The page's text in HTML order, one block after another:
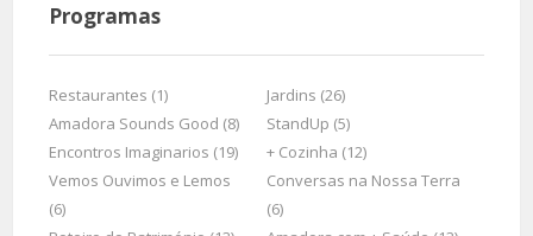
Programas
Restaurantes (1)
Jardins (26)
Amadora Sounds Good (8)
StandUp (5)
Encontros Imaginarios (19)
+ Cozinha (12)
Vemos Ouvimos e Lemos
(6)
Conversas na Nossa Terra
(6)